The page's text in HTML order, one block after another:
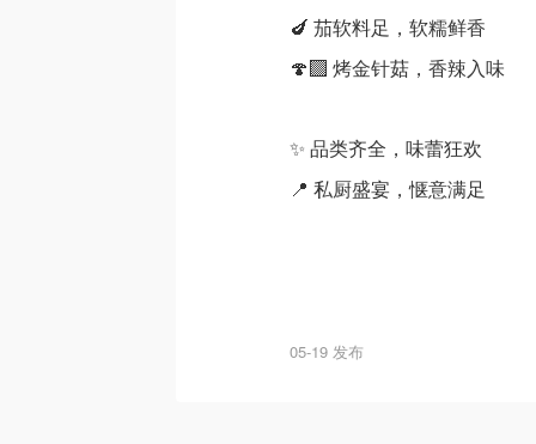
🍆 茄软料足，软糯鲜香
🍄‍🟫 烤金针菇，香辣入味
✨ 品类齐全，味蕾狂欢
📍 私厨盛宴，惬意满足
05-19 发布